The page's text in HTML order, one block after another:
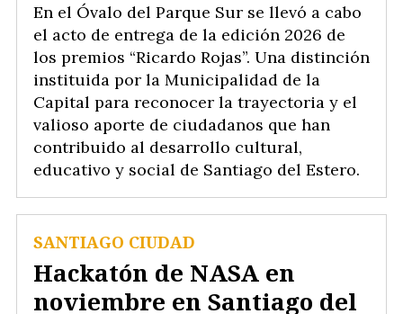
En el Óvalo del Parque Sur se llevó a cabo
el acto de entrega de la edición 2026 de
los premios “Ricardo Rojas”. Una distinción
instituida por la Municipalidad de la
Capital para reconocer la trayectoria y el
valioso aporte de ciudadanos que han
contribuido al desarrollo cultural,
educativo y social de Santiago del Estero.
Hackatón de NASA en
noviembre en Santiago del
SANTIAGO CIUDAD